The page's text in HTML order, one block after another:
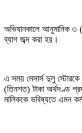
অভিযানকালে আনুমানিক ৩
ব্যাগ জব্দ করা হয়।
এ সময় মেসার্স দুলু
(তিনশত) টাকা অর্থদণ্ড
মালিককে ভবিষ্যতে এমন